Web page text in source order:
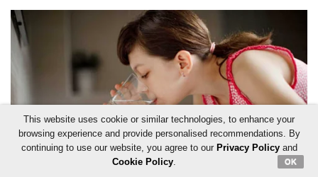
This website uses cookie or similar technologies, to enhance your
browsing experience and provide personalised recommendations. By
continuing to use our website, you agree to our Privacy Policyand
Cookie Policy. OK